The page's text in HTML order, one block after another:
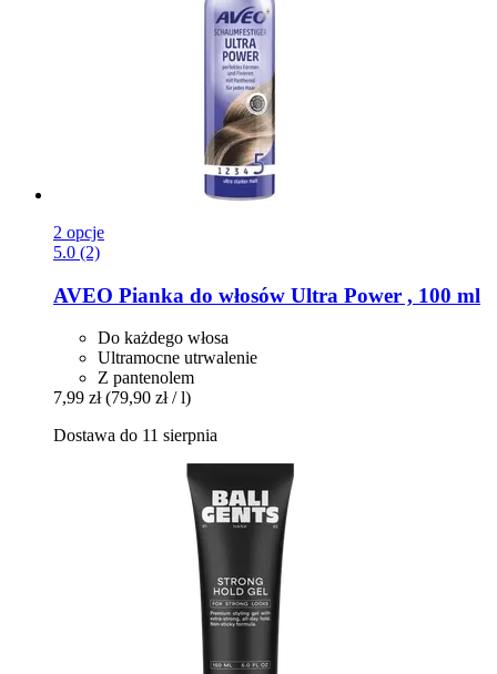
2 opcje
5.0 (2)
AVEO Pianka do włosów Ultra Power , 100 ml
Do każdego włosa
Ultramocne utrwalenie
Z pantenolem
7,99 zł (79,90 zł / l)
Dostawa do 11 sierpnia